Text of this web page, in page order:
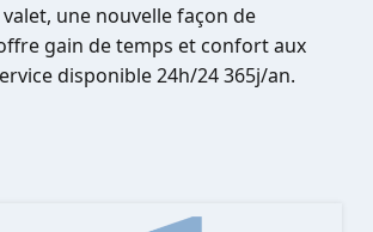
valet, une nouvelle façon de
gain de temps et confort aux
disponible 24h/24 365j/an.